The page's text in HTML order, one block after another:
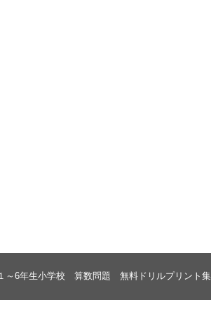
～6年生小学校 算数問題 無料ドリルプリント集